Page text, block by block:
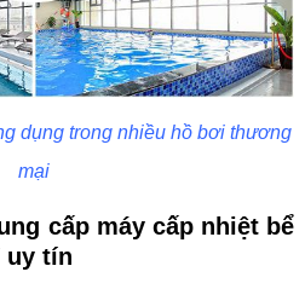
dụng trong nhiều hồ bơi thương
mại
cấp máy cấp nhiệt bể
uy tín